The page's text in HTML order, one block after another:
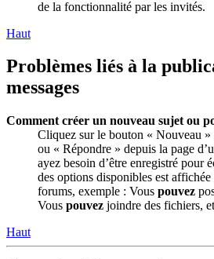
de la fonctionnalité par les invités.
Haut
Problèmes liés à la
messages
Comment créer un nouveau sujet ou
Cliquez sur le bouton « Nouveau »
ou « Répondre » depuis la page
ayez besoin d’être enregistré pour
des options disponibles est affichée
forums, exemple : Vous pouvez
Vous pouvez joindre des fichiers,
Haut